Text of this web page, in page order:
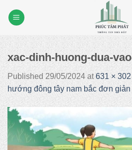
xac-dinh-huong-dua-
Published 29/05/2024 at631 × 302
hướng đông tây nam bắc đơn